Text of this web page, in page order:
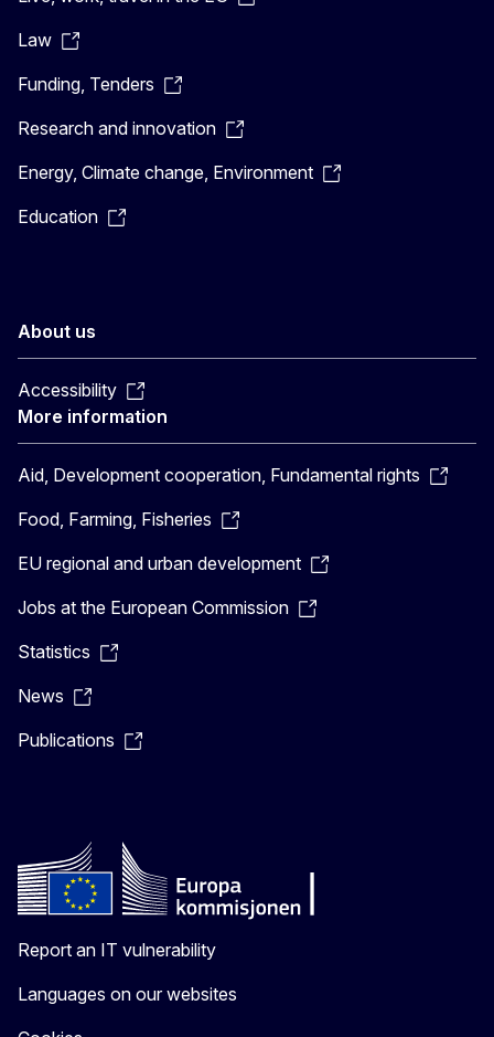
Law
Funding, Tenders
Research and innovation
Energy, Climate change, Environment
Education
About us
Accessibility
More information
Aid, Development cooperation, Fundamental rights
Food, Farming, Fisheries
EU regional and urban development
Jobs at the European Commission
Statistics
News
Publications
Report an IT vulnerability
Languages on our websites